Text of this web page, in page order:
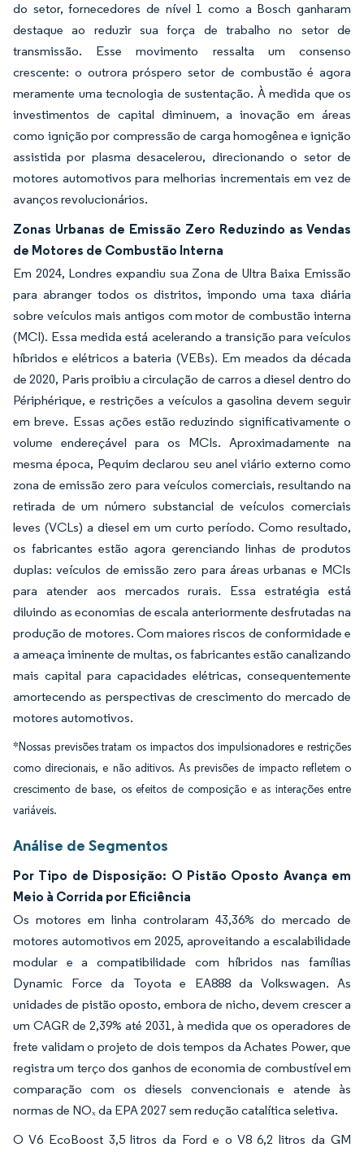
do setor, fornecedores de nível 1 como a Bosch ganharam
destaque ao reduzir sua força de trabalho no setor de
transmissão. Esse movimento ressalta um consenso
crescente: o outrora próspero setor de combustão é agora
meramente uma tecnologia de sustentação. À medida que os
investimentos de capital diminuem, a inovação em áreas
como ignição por compressão de carga homogênea e ignição
assistida por plasma desacelerou, direcionando o setor de
motores automotivos para melhorias incrementais em vez de
avanços revolucionários.
Zonas Urbanas de Emissão Zero Reduzindo as Vendas
de Motores de Combustão Interna
Em 2024, Londres expandiu sua Zona de Ultra Baixa Emissão
para abranger todos os distritos, impondo uma taxa diária
sobre veículos mais antigos com motor de combustão interna
(MCI). Essa medida está acelerando a transição para veículos
híbridos e elétricos a bateria (VEBs). Em meados da década
de 2020, Paris proibiu a circulação de carros a diesel dentro do
Périphérique, e restrições a veículos a gasolina devem seguir
em breve. Essas ações estão reduzindo significativamente o
volume endereçável para os MCIs. Aproximadamente na
mesma época, Pequim declarou seu anel viário externo como
zona de emissão zero para veículos comerciais, resultando na
retirada de um número substancial de veículos comerciais
leves (VCLs) a diesel em um curto período. Como resultado,
os fabricantes estão agora gerenciando linhas de produtos
duplas: veículos de emissão zero para áreas urbanas e MCIs
para atender aos mercados rurais. Essa estratégia está
diluindo as economias de escala anteriormente desfrutadas na
produção de motores. Com maiores riscos de conformidade e
a ameaça iminente de multas, os fabricantes estão canalizando
mais capital para capacidades elétricas, consequentemente
amortecendo as perspectivas de crescimento do mercado de
motores automotivos.
*Nossas previsões tratam os impactos dos impulsionadores e restrições
como direcionais, e não aditivos. As previsões de impacto refletem o
crescimento de base, os efeitos de composição e as interações entre
variáveis.
Análise de Segmentos
Por Tipo de Disposição: O Pistão Oposto Avança em
Meio à Corrida por Eficiência
Os motores em linha controlaram 43,36% do mercado de
motores automotivos em 2025, aproveitando a escalabilidade
modular e a compatibilidade com híbridos nas famílias
Dynamic Force da Toyota e EA888 da Volkswagen. As
unidades de pistão oposto, embora de nicho, devem crescer a
um CAGR de 2,39% até 2031, à medida que os operadores de
frete validam o projeto de dois tempos da Achates Power, que
registra um terço dos ganhos de economia de combustível em
comparação com os diesels convencionais e atende às
normas de NOₓ da EPA 2027 sem redução catalítica seletiva.
O V6 EcoBoost 3,5 litros da Ford e o V8 6,2 litros da GM